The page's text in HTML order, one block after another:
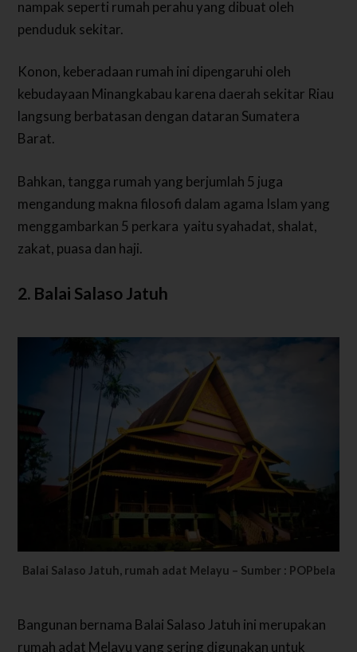
nampak seperti rumah perahu yang dibuat oleh
penduduk sekitar.
Konon, keberadaan rumah ini dipengaruhi oleh
kebudayaan Minangkabau karena daerah sekitar Riau
langsung berbatasan dengan dataran Sumatera
Barat.
Bahkan, tangga rumah yang berjumlah 5 juga
mengandung makna filosofi dalam agama Islam yang
menggambarkan 5 perkara yaitu syahadat, shalat,
zakat, puasa dan haji.
2. Balai Salaso Jatuh
Balai Salaso Jatuh, rumah adat Melayu – Sumber : POPbela
Bangunan bernama Balai Salaso Jatuh ini merupakan
rumah adat Melayu yang sering digunakan untuk